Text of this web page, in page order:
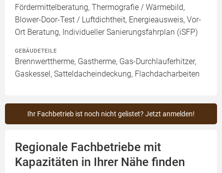
Fördermittelberatung, Thermografie / Wärmebild,
Blower-Door-Test / Luftdichtheit, Energieausweis, Vor-
Ort Beratung, Individueller Sanierungsfahrplan (iSFP)
GEBÄUDETEILE
Brennwerttherme, Gastherme, Gas-Durchlauferhitzer,
Gaskessel, Satteldacheindeckung, Flachdacharbeiten
Ihr Fachbetrieb ist noch nicht gelistet? Jetzt anmelden!
Regionale Fachbetriebe mit
Kapazitäten in Ihrer Nähe finden